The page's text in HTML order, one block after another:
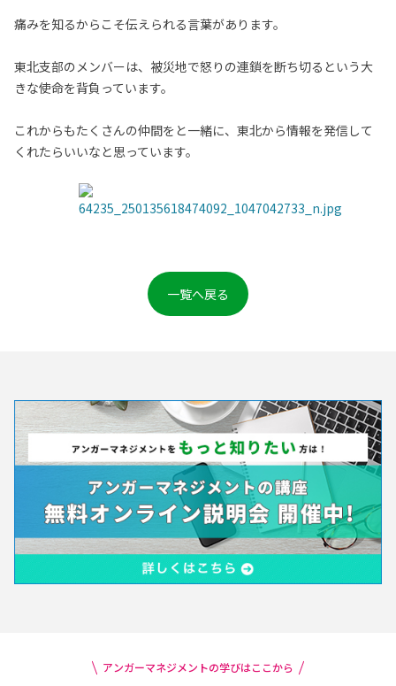
痛みを知るからこそ伝えられる言葉があります。
東北支部のメンバーは、被災地で怒りの連鎖を断ち切るという大
きな使命を背負っています。
これからもたくさんの仲間をと一緒に、東北から情報を発信して
くれたらいいなと思っています。
一覧へ戻る
アンガーマネジメントの学びはここから